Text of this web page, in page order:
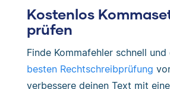
Kostenlos
prüfen
Finde Kommafehler schnell
besten Rechtschreibprüfung
verbessere deinen Text mit